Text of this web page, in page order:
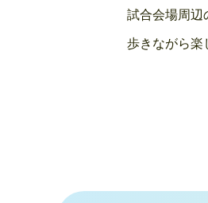
試合会場周辺
歩きながら楽